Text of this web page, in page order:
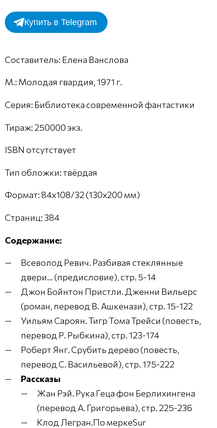
Купить в Telegram
Составитель: Елена Ванслова
М.: Молодая гвардия, 1971 г.
Серия: Библиотека современной фантастики
Тираж: 250000 экз.
ISBN отсутствует
Тип обложки: твёрдая
Формат: 84x108/32 (130x200 мм)
Страниц: 384
Содержание:
Всеволод Ревич. Разбивая стеклянные
двери... (предисловие), стр. 5-14
Джон Бойнтон Пристли. Дженни Вильерс
(роман, перевод В. Ашкенази), стр. 15-122
Уильям Сароян. Тигр Тома Трейси (повесть,
перевод Р. Рыбкина), стр. 123-174
Роберт Янг. Срубить дерево (повесть,
перевод С. Васильевой), стр. 175-222
Рассказы
Жан Рэй. Рука Геца фон Берлихингена
(перевод А. Григорьева), стр. 225-236
Клод Легран.По меркеSur